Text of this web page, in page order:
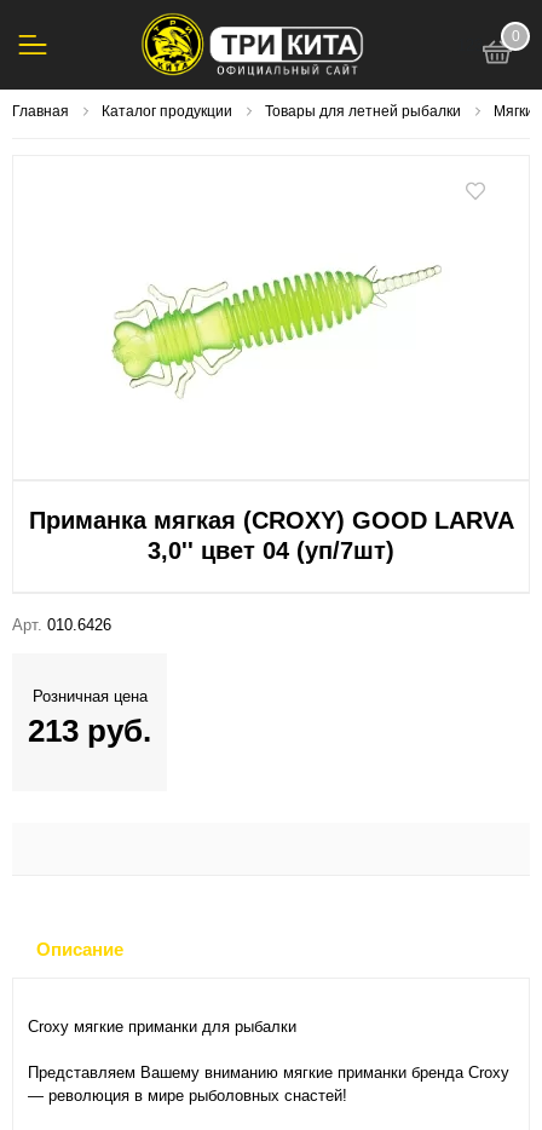
0
Главная Каталог продукции Товары для летней рыбалки
Приманка мягкая (CROXY) GOOD LARVA
3,0'' цвет 04 (уп/7шт)
Арт. 010.6426
Розничная цена
213 руб.
Описание
Croxy мягкие приманки для рыбалки
Представляем Вашему вниманию мягкие приманки бренда Croxy
— революция в мире рыболовных снастей!